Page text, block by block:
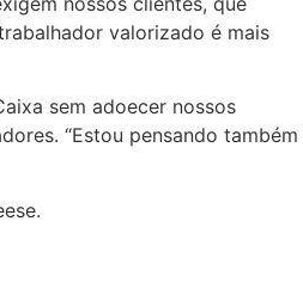
valorizado é mais
sem adoecer nossos
“Estou pensando também